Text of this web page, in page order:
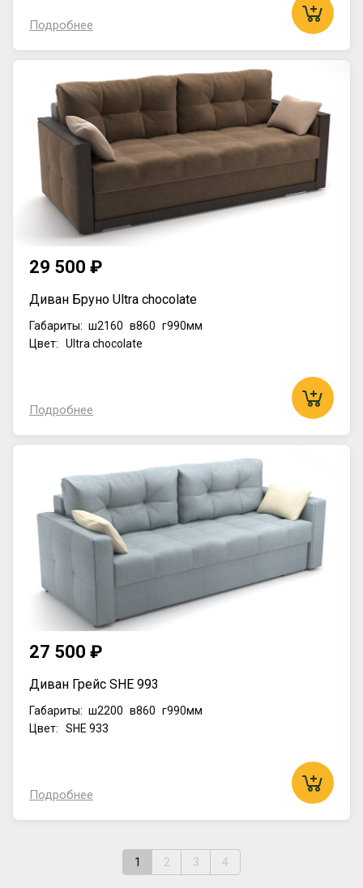
Подробнее
29 500 ₽
Диван Бруно Ultra chocolate
Габариты: ш2160 в860 г990мм
Цвет: Ultra chocolate
Подробнее
27 500 ₽
Диван Грейс SHE 993
Габариты: ш2200 в860 г990мм
Цвет: SHE 933
Подробнее
1 2 3 4